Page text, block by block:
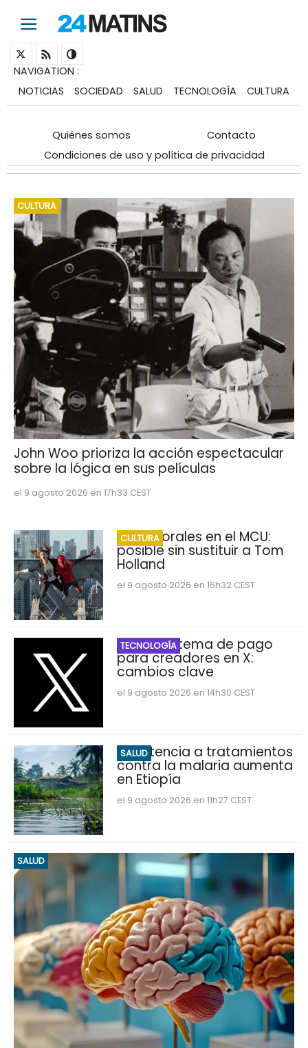
NAVIGATION :
NOTICIAS
SOCIEDAD SALUD TECNOLOGÍA CULTURA
Quiénes somos
Contacto
Condiciones de uso y política de privacidad
CULTURA
John Woo prioriza la acción espectacular
sobre la lógica en sus películas
el 9 agosto 2026 en 17h33 CEST
CULTURA
Miles Morales en el MCU:
posible sin sustituir a Tom
Holland
el 9 agosto 2026 en 16h32 CEST
TECNOLOGÍA
Nuevo sistema de pago
para creadores en X:
cambios clave
el 9 agosto 2026 en 14h30 CEST
SALUD
Resistencia a tratamientos
contra la malaria aumenta
en Etiopía
el 9 agosto 2026 en 11h27 CEST
SALUD